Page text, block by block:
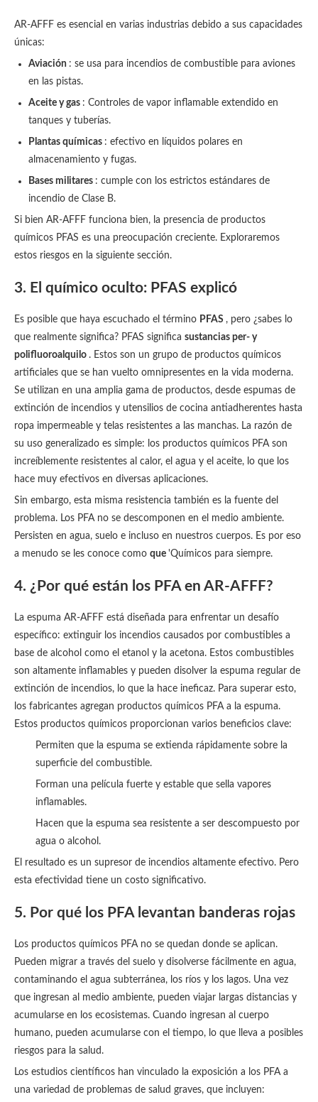
AR-AFFF es esencial en varias industrias debido a sus capacidades
únicas:
Aviación : se usa para incendios de combustible para aviones
en las pistas.
Aceite y gas : Controles de vapor inflamable extendido en
tanques y tuberías.
Plantas químicas : efectivo en líquidos polares en
almacenamiento y fugas.
Bases militares : cumple con los estrictos estándares de
incendio de Clase B.
Si bien AR-AFFF funciona bien, la presencia de productos
químicos PFAS es una preocupación creciente. Exploraremos
estos riesgos en la siguiente sección.
3. El químico oculto: PFAS explicó
Es posible que haya escuchado el término PFAS , pero ¿sabes lo
que realmente significa? PFAS significa sustancias per- y
polifluoroalquilo . Estos son un grupo de productos químicos
artificiales que se han vuelto omnipresentes en la vida moderna.
Se utilizan en una amplia gama de productos, desde espumas de
extinción de incendios y utensilios de cocina antiadherentes hasta
ropa impermeable y telas resistentes a las manchas. La razón de
su uso generalizado es simple: los productos químicos PFA son
increíblemente resistentes al calor, el agua y el aceite, lo que los
hace muy efectivos en diversas aplicaciones.
Sin embargo, esta misma resistencia también es la fuente del
problema. Los PFA no se descomponen en el medio ambiente.
Persisten en agua, suelo e incluso en nuestros cuerpos. Es por eso
a menudo se les conoce como que 'Químicos para siempre.
4. ¿Por qué están los PFA en AR-AFFF?
La espuma AR-AFFF está diseñada para enfrentar un desafío
específico: extinguir los incendios causados por combustibles a
base de alcohol como el etanol y la acetona. Estos combustibles
son altamente inflamables y pueden disolver la espuma regular de
extinción de incendios, lo que la hace ineficaz. Para superar esto,
los fabricantes agregan productos químicos PFA a la espuma.
Estos productos químicos proporcionan varios beneficios clave:
Permiten que la espuma se extienda rápidamente sobre la
superficie del combustible.
Forman una película fuerte y estable que sella vapores
inflamables.
Hacen que la espuma sea resistente a ser descompuesto por
agua o alcohol.
El resultado es un supresor de incendios altamente efectivo. Pero
esta efectividad tiene un costo significativo.
5. Por qué los PFA levantan banderas rojas
Los productos químicos PFA no se quedan donde se aplican.
Pueden migrar a través del suelo y disolverse fácilmente en agua,
contaminando el agua subterránea, los ríos y los lagos. Una vez
que ingresan al medio ambiente, pueden viajar largas distancias y
acumularse en los ecosistemas. Cuando ingresan al cuerpo
humano, pueden acumularse con el tiempo, lo que lleva a posibles
riesgos para la salud.
Los estudios científicos han vinculado la exposición a los PFA a
una variedad de problemas de salud graves, que incluyen: